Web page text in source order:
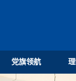
党旗领航